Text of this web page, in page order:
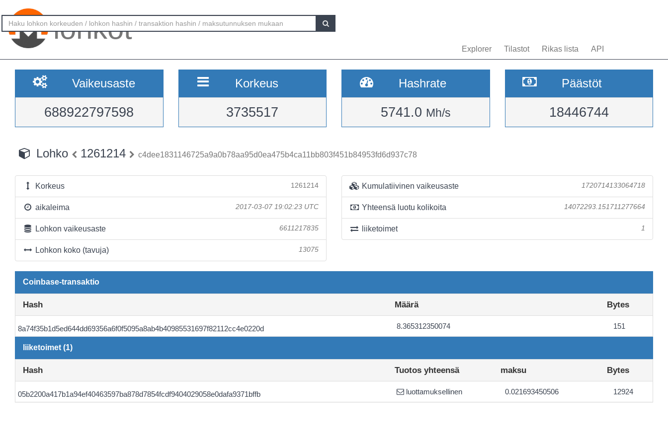
lohkot
Explorer Tilastot Rikas lista API
Vaikeusaste
688922797598
Korkeus
3735517
Hashrate
5741.0 Mh/s
Päästöt
18446744
Lohko 1261214 c4dee1831146725a9a0b78aa95d0ea475b4ca11bb803f451b84953fd6d937c78
Korkeus 1261214
aikaleima 2017-03-07 19:02:23 UTC
Lohkon vaikeusaste 6611217835
Lohkon koko (tavuja) 13075
Kumulatiivinen vaikeusaste 1720714133064718
Yhteensä luotu kolikoita 14072293.151711277664
liiketoimet 1
Coinbase-transaktio
Hash Määrä Bytes
8a74f35b1d5ed644dd69356a6f0f5095a8ab4b40985531697f82112cc4e0220d 8.365312350074 151
liiketoimet (1)
Hash Tuotos yhteensä maksu Bytes
05b2200a417b1a94ef40463597ba878d7854fcdf9404029058e0dafa9371bffb luottamuksellinen 0.021693450506 12924